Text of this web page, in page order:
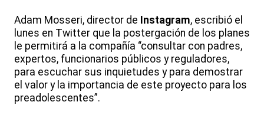
Adam Mosseri, director de Instagram, escribió el
lunes en Twitter que la postergación de los planes
le permitirá a la compañía “consultar con padres,
expertos, funcionarios públicos y reguladores,
para escuchar sus inquietudes y para demostrar
el valor y la importancia de este proyecto para los
preadolescentes”.